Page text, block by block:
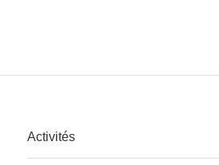
Activités